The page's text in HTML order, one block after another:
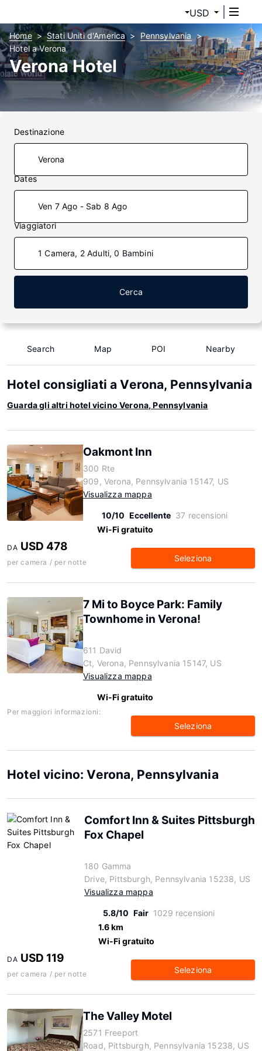
USD
Home Stati Uniti d'America
Pennsylvania
Hotel a Verona
Verona Hotel
Destinazione
Dates
Ven 7 Ago - Sab 8 Ago
Viaggiatori
1 Camera, 2 Adulti, 0 Bambini
Cerca
Search Map POI Nearby
Hotel consigliati a Verona, Pennsylvania
Guarda gli altri hotel vicino Verona, Pennsylvania
Oakmont Inn
300 Rte
909, Verona, Pennsylvania 15147, US
Visualizza mappa
10/10 Eccellente 37 recensioni
Wi-Fi gratuito
DA USD 478
per camera / per notte Seleziona
7 Mi to Boyce Park: Family
Townhome in Verona!
611 David
Ct, Verona, Pennsylvania 15147, US
Visualizza mappa
Wi-Fi gratuito
Per maggiori informazioni:
Seleziona
Hotel vicino: Verona, Pennsylvania
Comfort Inn & Suites Pittsburgh
Fox Chapel
180 Gamma
Drive, Pittsburgh, Pennsylvania 15238, US
Visualizza mappa
5.8/10 Fair 1029 recensioni
1.6 km
Wi-Fi gratuito
DA USD 119
per camera / per notte Seleziona
The Valley Motel
2571 Freeport
Road, Pittsburgh, Pennsylvania 15238, US